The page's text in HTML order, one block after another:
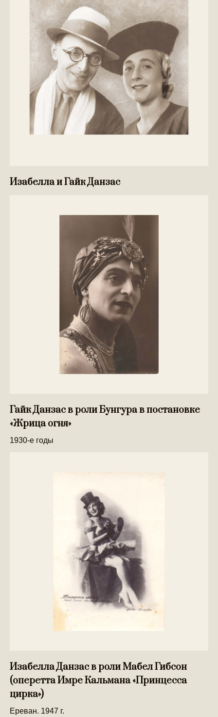
Изабелла и Гайк Данзас
Гайк Данзас в роли Бунгура в постановке
«Жрица огня»
1930-е годы
Изабелла Данзас в роли Мабел Гибсон
(оперетта Имре Кальмана «Принцесса
цирка»)
Ереван. 1947 г.